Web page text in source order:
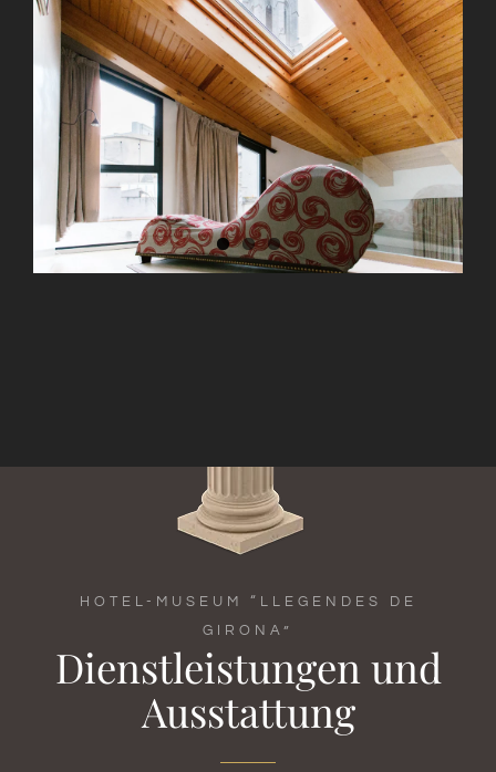
HOTEL-MUSEUM “LLEGENDES DE
GIRONA”
Dienstleistungen und
Ausstattung